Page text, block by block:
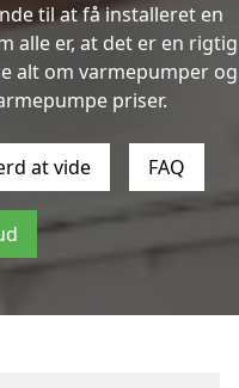
til at få installeret en
alle er, at det er en rigtig
alt om varmepumper og
priser.
at vide FAQ